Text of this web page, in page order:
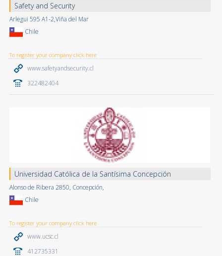
Safety and Security
Arlegui 595 A1-2,Viña del Mar
Chile
To register your company click here
www.safetyandsecurity.cl
322482404
Universidad Católica de la Santísima Concepción
Alonso de Ribera 2850, Concepción,
Chile
To register your company click here
www.ucsc.cl
412735331